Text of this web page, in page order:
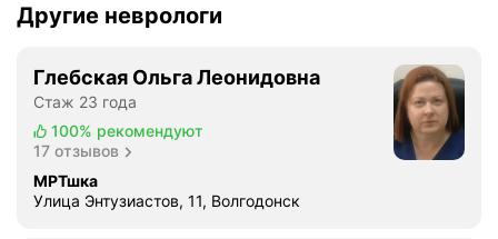
Другие неврологи
Глебская Ольга Леонидовна
Стаж 23 года
100% рекомендуют
17 отзывов
МРТшка
Улица Энтузиастов, 11, Волгодонск